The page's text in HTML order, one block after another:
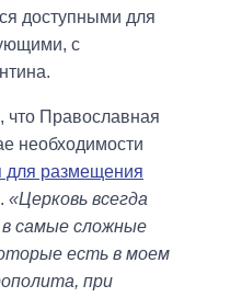
доступными для
с
Православная
необходимости
для размещения
. «Церковь всегда
самые сложные
есть в моем
при